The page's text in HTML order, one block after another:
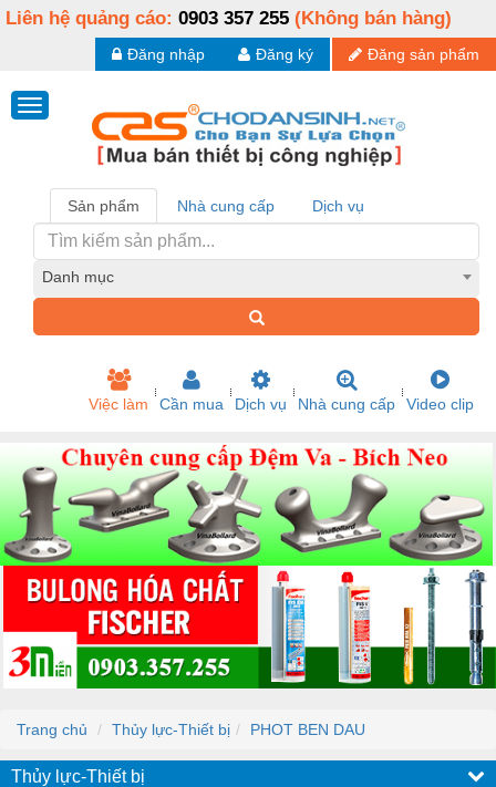
Liên hệ quảng cáo: 0903 357 255 (Không bán hàng)
Đăng sản phẩm
Đăng ký
Đăng nhập
Sản phẩm Nhà cung cấp Dịch vụ
Danh mục
Việc làm Cần mua Dịch vụ Nhà cung cấp Video clip
Trang chủ Thủy lực-Thiết bị PHOT BEN DAU
Thủy lực-Thiết bị